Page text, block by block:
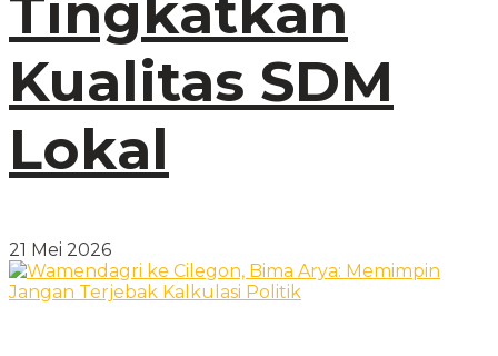
Kualitas SDM
Lokal
21 Mei 2026